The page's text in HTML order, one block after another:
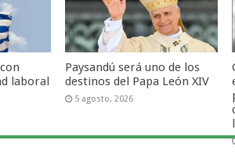
laboral
Paysandú será uno de los
destinos del Papa León XIV
5 agosto, 2026